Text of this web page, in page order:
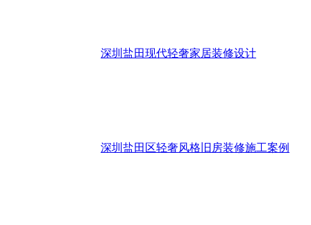
深圳盐田现代轻奢家居装修设计
深圳盐田区轻奢风格旧房装修施工案例